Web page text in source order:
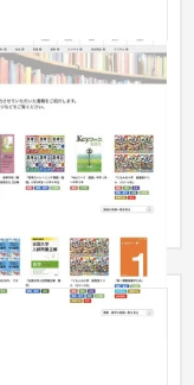
手の編集プロダクシ
して掲載する書籍が